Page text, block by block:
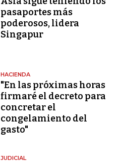
pasaportes más
poderosos, lidera
Singapur
HACIENDA
"En las próximas horas
firmaré el decreto para
concretar el
congelamiento del
gasto"
JUDICIAL